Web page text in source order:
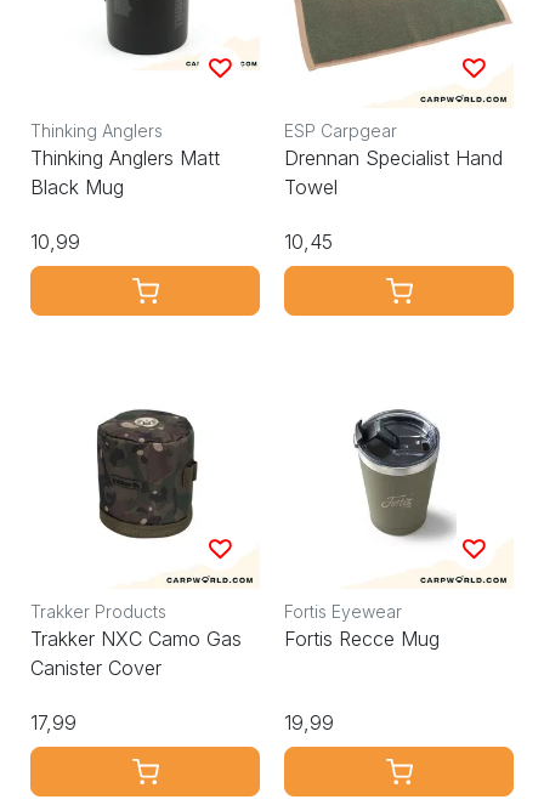
Thinking Anglers
Thinking Anglers Matt
Black Mug
10,99
ESP Carpgear
Drennan Specialist Hand
Towel
10,45
Trakker Products
Trakker NXC Camo Gas
Canister Cover
17,99
Fortis Eyewear
Fortis Recce Mug
19,99